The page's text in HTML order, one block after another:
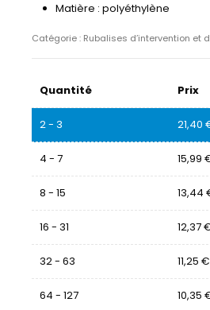
Matière : polyéthylène
Catégorie : Rubalises d’intervention et
Quantité Prix
2 - 3 21,40
4 - 7 15,99
8 - 15 13,44
16 - 31 12,37
32 - 63 11,25 €
64 - 127 10,35